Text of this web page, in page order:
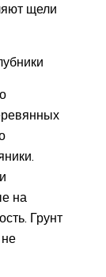
щели
на
Грунт